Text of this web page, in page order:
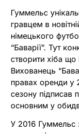
Гуммельс
гравцем в
німецького
“Баварії”. Тут
створити хіба
Вихованець
правах оренди у
сезону підписав
основним у
У 2016 Гуммельс